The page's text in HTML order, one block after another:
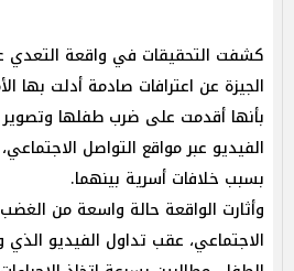
كشفت التحقيقات في واقعة
الجيزة عن اعترافات صادمة أدلت بها
بأنها أقدمت على ضرب طفلها
الفيديو عبر مواقع التواصل
بسبب خلافات أسرية بينهما.
وأثارت الواقعة حالة واسعة من
الاجتماعي، عقب تداول الفيديو الذي